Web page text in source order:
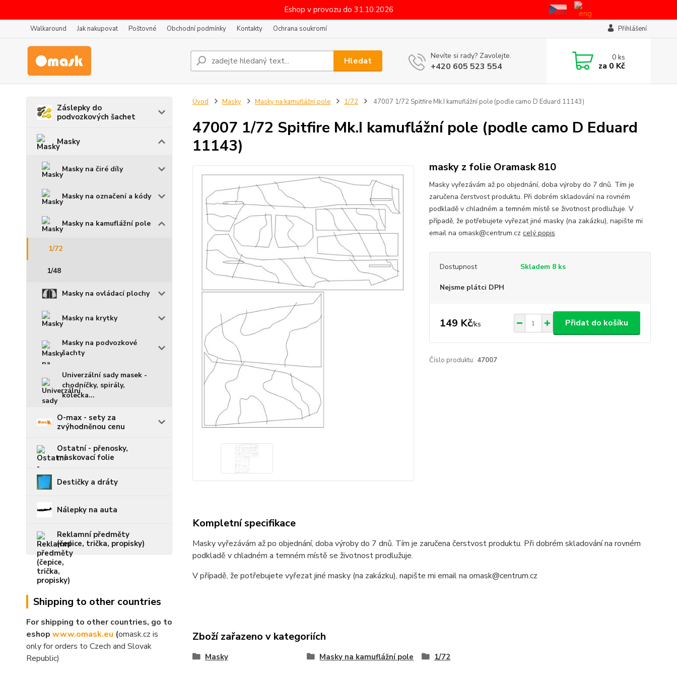
Eshop v provozu do 31.10.2026
Walkaround Jak nakupovat Poštovné Obchodní podmínky Kontakty Ochrana soukromí Přihlášení
Hledat Nevíte si rady? Zavolejte.
+420 605 523 554
0ks
za 0 Kč
Záslepky do
podvozkových šachet
Masky
Masky na čiré díly
Masky na označení a kódy
Masky na kamuflážní pole
1/72
1/48
Masky na ovládací plochy
Masky na krytky
Masky na podvozkové
šachty
Univerzální sady masek -
chodníčky, spirály,
kolečka...
O-max - sety za
zvýhodněnou cenu
Ostatní - přenosky,
maskovací folie
Destičky a dráty
Nálepky na auta
Reklamní předměty
(čepice, trička, propisky)
Shipping to other countries
For shipping to other countries, go to
eshop www.omask.eu (omask.cz is
only for orders to Czech and Slovak
Republic)
Úvod Masky Masky na kamuflážní pole 1/72 47007 1/72 Spitfire Mk.I kamuflážní pole (podle camo D Eduard 11143)
47007 1/72 Spitfire Mk.I kamuflážní pole (podle camo D Eduard
11143)
masky z folie Oramask 810
Masky vyřezávám až po objednání, doba výroby do 7 dnů. Tím je
zaručena čerstvost produktu. Při dobrém skladování na rovném
podkladě v chladném a temném místě se životnost prodlužuje. V
případě, že potřebujete vyřezat jiné masky (na zakázku), napište mi
email na omask@centrum.cz celý popis
Dostupnost Skladem 8 ks
Nejsme plátci DPH
149 Kč/ks Přidat do košíku
Číslo produktu: 47007
Kompletní specifikace
Masky vyřezávám až po objednání, doba výroby do 7 dnů. Tím je zaručena čerstvost produktu. Při dobrém skladování na rovném
podkladě v chladném a temném místě se životnost prodlužuje.
V případě, že potřebujete vyřezat jiné masky (na zakázku), napište mi email na omask@centrum.cz
Zboží zařazeno v kategoriích
Masky Masky na kamuflážní pole 1/72